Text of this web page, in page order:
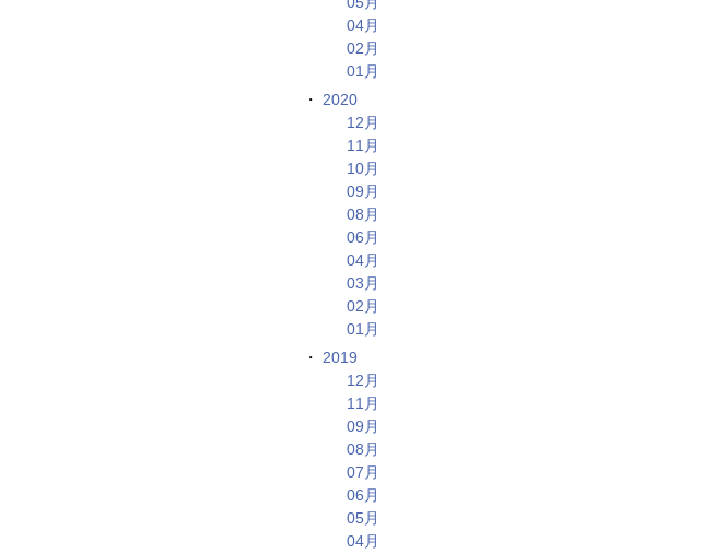
04月
02月
01月
2020
12月
11月
10月
09月
08月
06月
04月
03月
02月
01月
2019
12月
11月
09月
08月
07月
06月
05月
04月